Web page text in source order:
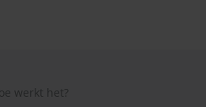
werkt het?